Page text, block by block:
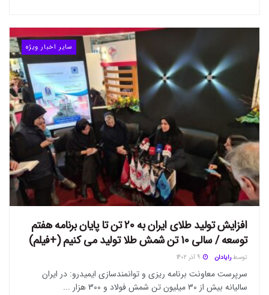
سایر اخبار ویژه
افزایش تولید طلای ایران به 20 تن تا پایان برنامه هفتم
توسعه / سالی 10 تن شمش طلا تولید می کنیم (+فیلم)
توسط رایادان
سرپرست معاونت برنامه ریزی و توانمندسازی ایمیدرو: در ایران
سالیانه بیش از 30 میلیون تن شمش فولاد و 300 هزار ...